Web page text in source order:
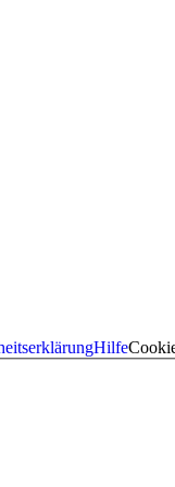
Hilfe